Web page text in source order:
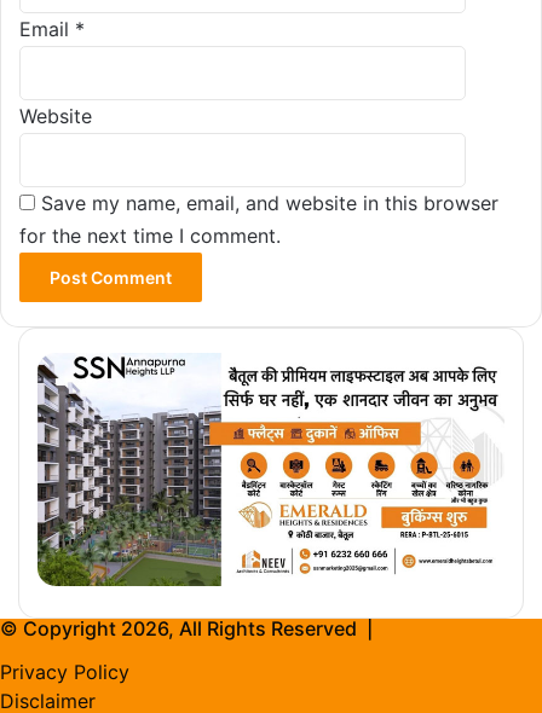
Email *
Website
Save my name, email, and website in this browser
for the next time I comment.
© Copyright 2026, All Rights Reserved |
Privacy Policy
Disclaimer